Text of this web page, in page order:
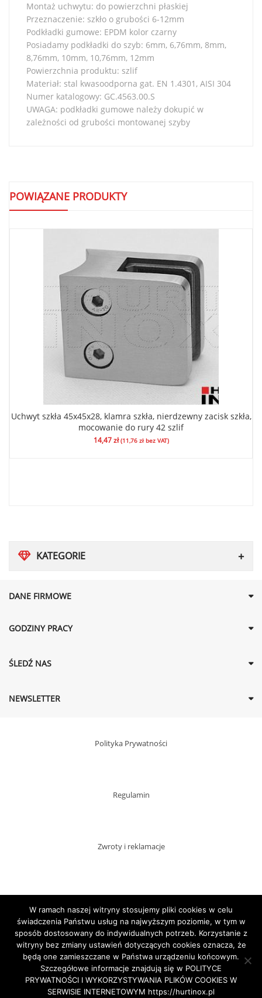
KATEGORIE
Montaż uchwytu: do powierzchni płaskiej
Przeznaczenie: szkło o grubości 6-12mm
Podkładki gumowe: EPDM kolor czarny
Posiadamy podkładki do szyb: 6mm, 6,76mm, 8mm,
8,76mm, 10mm, 10,76mm, 12mm
Powierzchnia produktu: szlif
Materiał: stal kwasoodporna gat. EN 1.4301, AISI 304
Numer katalogowy: GC.4563.00.S
UWAGA: podkładki gumowe należy dokupić w
zależności od grubości montowanej szyby
POWIĄZANE PRODUKTY
Uchwyt szkła 45x45x28, klamra szkła, nierdzewny zacisk szkła,
mocowanie do rury 42 szlif
14,47zł (11,76 złbez VAT)
DANE FIRMOWE
GODZINY PRACY
ŚLEDŹ NAS
NEWSLETTER
Polityka Prywatności
Regulamin
Zwroty i reklamacje
Dostawy
Płatności
Copyright HURTINOX.PL 2020
W ramach naszej witryny stosujemy pliki cookies w celu
świadczenia Państwu usług na najwyższym poziomie, w tym w
sposób dostosowany do indywidualnych potrzeb. Korzystanie z
witryny bez zmiany ustawień dotyczących cookies oznacza, że
będą one zamieszczane w Państwa urządzeniu końcowym.
Szczegółowe informacje znajdują się w POLITYCE
PRYWATNOŚCI I WYKORZYSTYWANIA PLIKÓW COOKIES W
SERWISIE INTERNETOWYM https://hurtinox.pl